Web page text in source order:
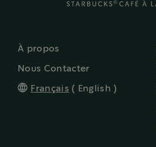
À propos
Nous Contacter
Français ( English )